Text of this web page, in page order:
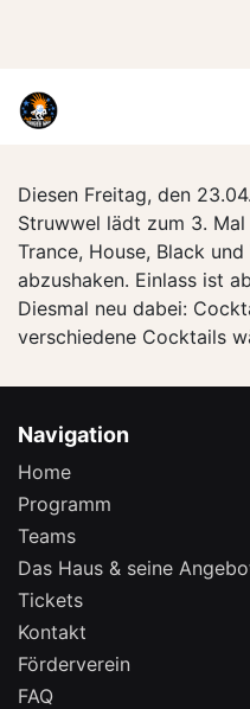
Diesen Freitag, den
Struwwel lädt zum 3. Mal
Trance, House, Black
abzushaken. Einlass ist
Diesmal neu dabei:
verschiedene Cocktails
Navigation
Home
Programm
Teams
Das Haus & seine
Tickets
Kontakt
Förderverein
FAQ